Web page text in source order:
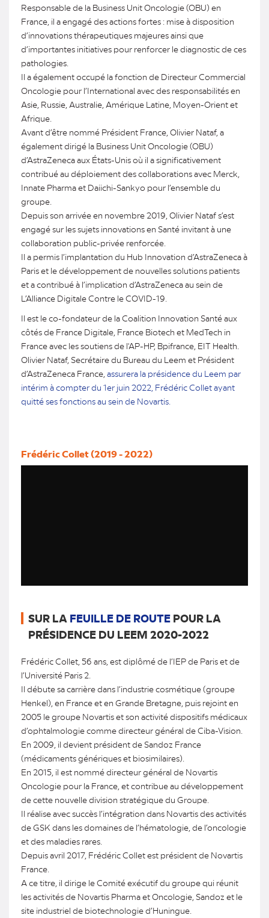
Responsable de la Business Unit Oncologie (OBU) en
France, il a engagé des actions fortes : mise à disposition
d’innovations thérapeutiques majeures ainsi que
d’importantes initiatives pour renforcer le diagnostic de ces
pathologies.
Il a également occupé la fonction de Directeur Commercial
Oncologie pour l’International avec des responsabilités en
Asie, Russie, Australie, Amérique Latine, Moyen-Orient et
Afrique.
Avant d’être nommé Président France, Olivier Nataf, a
également dirigé la Business Unit Oncologie (OBU)
d’AstraZeneca aux États-Unis où il a significativement
contribué au déploiement des collaborations avec Merck,
Innate Pharma et Daiichi-Sankyo pour l’ensemble du
groupe.
Depuis son arrivée en novembre 2019, Olivier Nataf s’est
engagé sur les sujets innovations en Santé invitant à une
collaboration public-privée renforcée.
Il a permis l’implantation du Hub Innovation d’AstraZeneca à
Paris et le développement de nouvelles solutions patients
et a contribué à l’implication d’AstraZeneca au sein de
L’Alliance Digitale Contre le COVID-19.
Il est le co-fondateur de la Coalition Innovation Santé aux
côtés de France Digitale, France Biotech et MedTech in
France avec les soutiens de l'AP-HP, Bpifrance, EIT Health.
Olivier Nataf, Secrétaire du Bureau du Leem et Président
d’AstraZeneca France, assurera la présidence du Leem par
intérim à compter du 1er juin 2022, Frédéric Collet ayant
quitté ses fonctions au sein de Novartis.
Frédéric Collet (2019 - 2022)
SUR LA FEUILLE DE ROUTE POUR LA
PRÉSIDENCE DU LEEM 2020-2022
Frédéric Collet, 56 ans, est diplômé de l’IEP de Paris et de
l’Université Paris 2.
Il débute sa carrière dans l’industrie cosmétique (groupe
Henkel), en France et en Grande Bretagne, puis rejoint en
2005 le groupe Novartis et son activité dispositifs médicaux
d’ophtalmologie comme directeur général de Ciba-Vision.
En 2009, il devient président de Sandoz France
(médicaments génériques et biosimilaires).
En 2015, il est nommé directeur général de Novartis
Oncologie pour la France, et contribue au développement
de cette nouvelle division stratégique du Groupe.
Il réalise avec succès l’intégration dans Novartis des activités
de GSK dans les domaines de l’hématologie, de l’oncologie
et des maladies rares.
Depuis avril 2017, Frédéric Collet est président de Novartis
France.
A ce titre, il dirige le Comité exécutif du groupe qui réunit
les activités de Novartis Pharma et Oncologie, Sandoz et le
site industriel de biotechnologie d’Huningue.